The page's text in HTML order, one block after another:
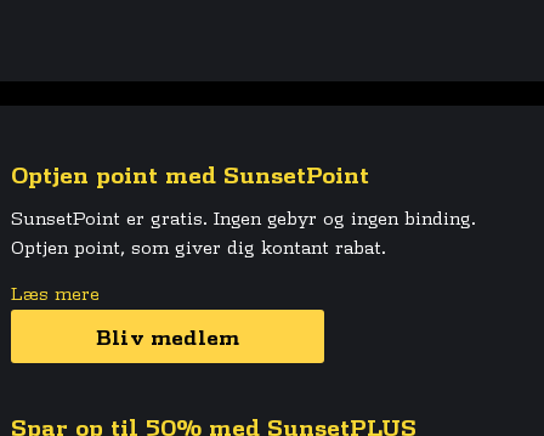
Optjen point med SunsetPoint
SunsetPoint er gratis. Ingen gebyr og ingen binding.
Optjen point, som giver dig kontant rabat.
Læs mere
Bliv medlem
Spar op til 50% med SunsetPLUS